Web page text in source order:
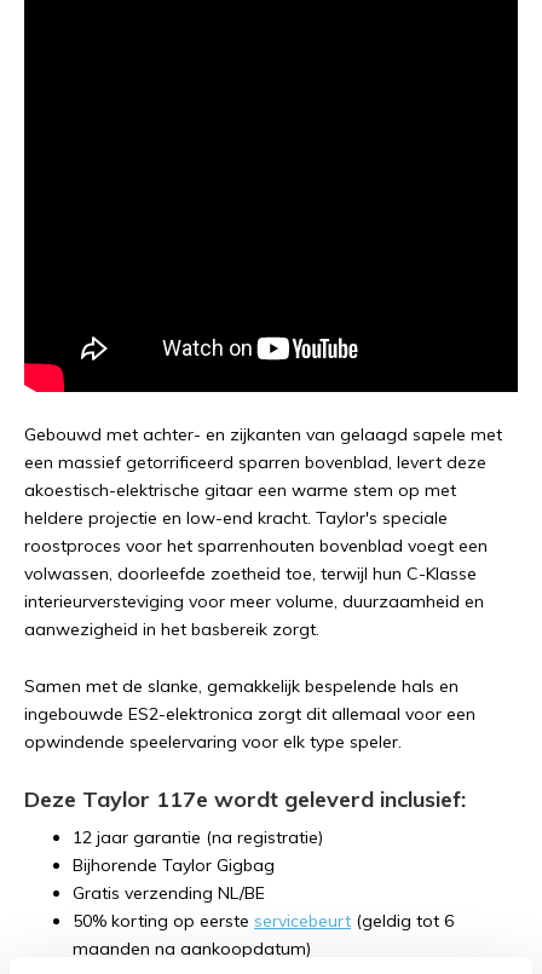
Gebouwd met achter- en zijkanten van gelaagd sapele met
een massief getorrificeerd sparren bovenblad, levert deze
akoestisch-elektrische gitaar een warme stem op met
heldere projectie en low-end kracht. Taylor's speciale
roostproces voor het sparrenhouten bovenblad voegt een
volwassen, doorleefde zoetheid toe, terwijl hun C-Klasse
interieurversteviging voor meer volume, duurzaamheid en
aanwezigheid in het basbereik zorgt.
Samen met de slanke, gemakkelijk bespelende hals en
ingebouwde ES2-elektronica zorgt dit allemaal voor een
opwindende speelervaring voor elk type speler.
Deze Taylor 117e wordt geleverd inclusief:
12 jaar garantie (na registratie)
Bijhorende Taylor Gigbag
Gratis verzending NL/BE
50% korting op eerste servicebeurt (geldig tot 6
maanden na aankoopdatum)